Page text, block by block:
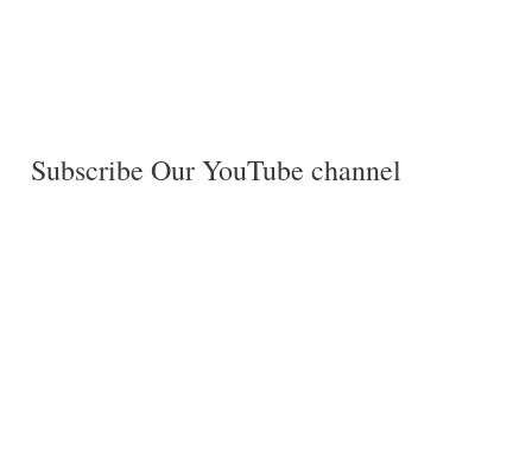
Subscribe Our YouTube channel